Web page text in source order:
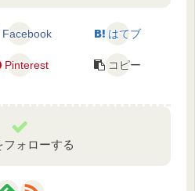
Facebook はてブ
Pinterest コピー
フォローする